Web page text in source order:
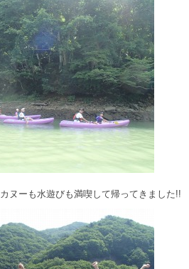
カヌーも水遊びも満喫して帰ってきました!!